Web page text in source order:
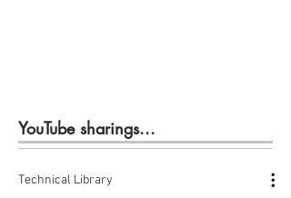
YouTube sharings...
Technical Library